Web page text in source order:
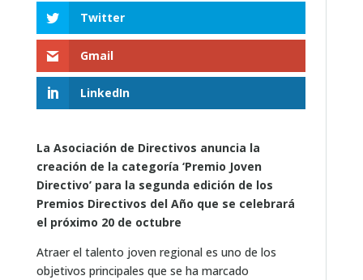
Twitter
Gmail
LinkedIn
La Asociación de Directivos anuncia la
creación de la categoría ‘Premio Joven
Directivo’ para la segunda edición de los
Premios Directivos del Año que se celebrará
el próximo 20 de octubre
Atraer el talento joven regional es uno de los
objetivos principales que se ha marcado